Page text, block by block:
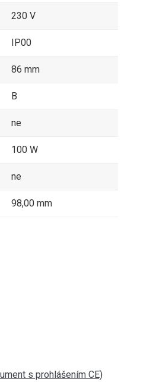
230 V
IP00
86 mm
B
ne
100 W
ne
98,00 mm
s prohlášením CE)